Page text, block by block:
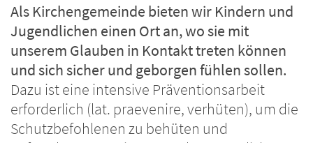
Als Kirchengemeinde bieten wir Kindern und
Jugendlichen einen Ort an, wo sie mit
unserem Glauben in Kontakt treten können
und sich sicher und geborgen fühlen sollen.
Dazu ist eine intensive Präventionsarbeit
erforderlich (lat. praevenire, verhüten), um die
Schutzbefohlenen zu behüten und